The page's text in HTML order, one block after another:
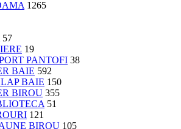
1265
57
19
PANTOFI 38
BAIE 592
BAIE 150
BIROU 355
51
121
BIROU 105